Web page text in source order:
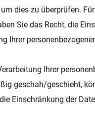
um dies zu über­prü­fen.
Sie das Recht, die
Ihrer
Ihrer
ge­sch­ah/ge­schieht,
Ein­schrän­kung der